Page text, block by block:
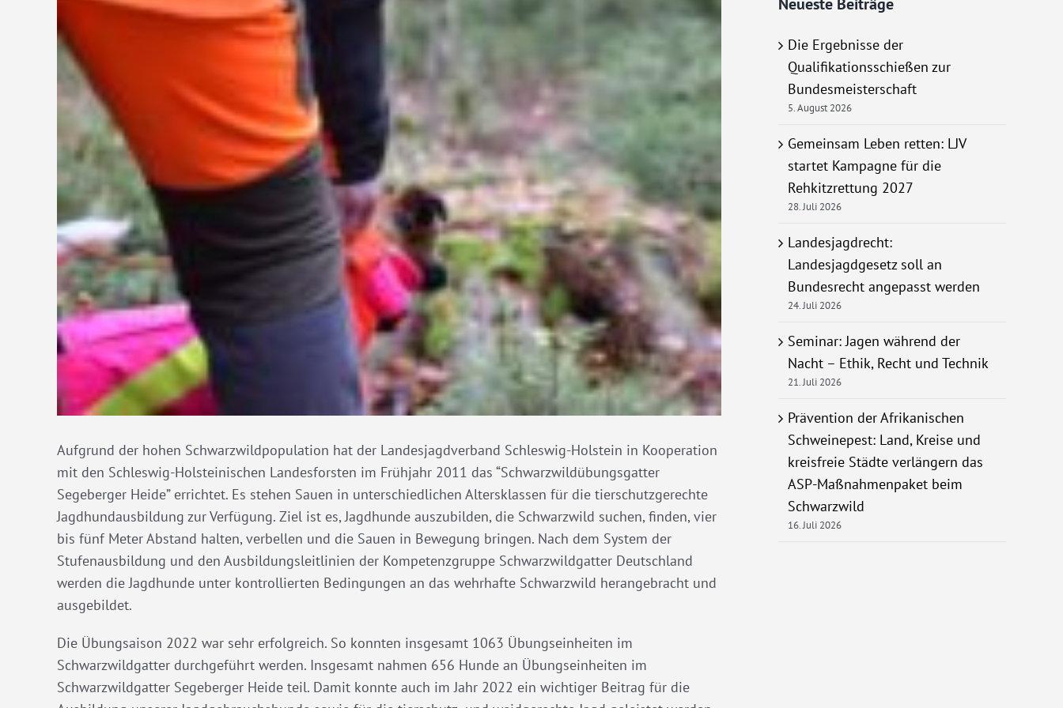
grösseres
Bild
Aufgrund der hohen Schwarzwildpopulation hat der Landesjagdverband Schleswig-Holstein in Kooperation
mit den Schleswig-Holsteinischen Landesforsten im Frühjahr 2011 das “Schwarzwildübungsgatter
Segeberger Heide” errichtet. Es stehen Sauen in unterschiedlichen Altersklassen für die tierschutzgerechte
Jagdhundausbildung zur Verfügung. Ziel ist es, Jagdhunde auszubilden, die Schwarzwild suchen, finden, vier
bis fünf Meter Abstand halten, verbellen und die Sauen in Bewegung bringen. Nach dem System der
Stufenausbildung und den Ausbildungsleitlinien der Kompetenzgruppe Schwarzwildgatter Deutschland
werden die Jagdhunde unter kontrollierten Bedingungen an das wehrhafte Schwarzwild herangebracht und
ausgebildet.
Die Übungsaison 2022 war sehr erfolgreich. So konnten insgesamt 1063 Übungseinheiten im
Schwarzwildgatter durchgeführt werden. Insgesamt nahmen 656 Hunde an Übungseinheiten im
Schwarzwildgatter Segeberger Heide teil. Damit konnte auch im Jahr 2022 ein wichtiger Beitrag für die
Die Ergebnisse der
Qualifikationsschießen zur
Bundesmeisterschaft
5. August 2026
Gemeinsam Leben retten: LJV
startet Kampagne für die
Rehkitzrettung 2027
28. Juli 2026
Landesjagdrecht:
Landesjagdgesetz soll an
Bundesrecht angepasst werden
24. Juli 2026
Seminar: Jagen während der
Nacht – Ethik, Recht und Technik
21. Juli 2026
Prävention der Afrikanischen
Schweinepest: Land, Kreise und
kreisfreie Städte verlängern das
ASP-Maßnahmenpaket beim
Schwarzwild
16. Juli 2026